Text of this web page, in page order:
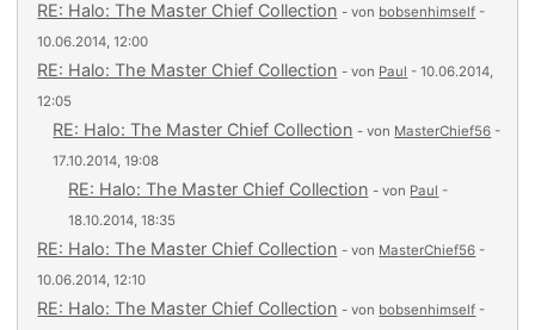
RE: Halo: The Master Chief Collection - von bobsenhimself -
10.06.2014, 12:00
RE: Halo: The Master Chief Collection - von Paul - 10.06.2014,
12:05
RE: Halo: The Master Chief Collection - von MasterChief56 -
17.10.2014, 19:08
RE: Halo: The Master Chief Collection - von Paul -
18.10.2014, 18:35
RE: Halo: The Master Chief Collection - von MasterChief56 -
10.06.2014, 12:10
RE: Halo: The Master Chief Collection - von bobsenhimself -